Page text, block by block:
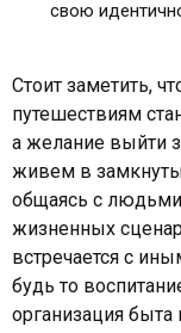
свою
Стоит заметить,
путешествиям
а желание выйти
живем в
общаясь с
жизненных
встречается с
будь то
организация быта